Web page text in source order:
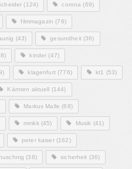
(124) corona (69)
filmmagazin (76)
(43) gesundheit(36)
kinder (47)
klagenfurt(776) kt1 (53)
Kärnten aktuell (144)
Markus Malle (68)
mmkk(45) Musik (41)
peter kaiser(162)
(38) sicherheit (36)